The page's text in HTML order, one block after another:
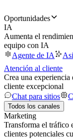
Oportunidades
IA
Aumenta el
equipo con IA
Agente de IA
Atención al cliente
Crea una experiencia
cliente excepcional
Chat para sitios
Todos los canales
Marketing
Transforma el tráfico
clientes potenciales